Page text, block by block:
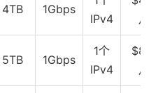
4TB 1Gbps
IPv4
月
5TB 1Gbps
1个
IPv4
月